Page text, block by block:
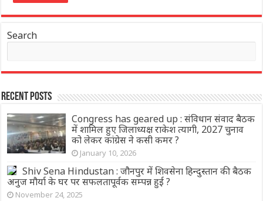
Search
Recent Posts
Congress has geared up : संविधान संवाद बैठक
में शामिल हुए जिलाध्यक्ष राकेश त्यागी, 2027 चुनाव
को लेकर कांग्रेस ने कसी कमर ?
January 10, 2026
Shiv Sena Hindustan : जौनपुर में शिवसेना हिन्दुस्तान की बैठक
अनुज मौर्या के घर पर सफलतापूर्वक सम्पन्न हुई ?
November 24, 2025